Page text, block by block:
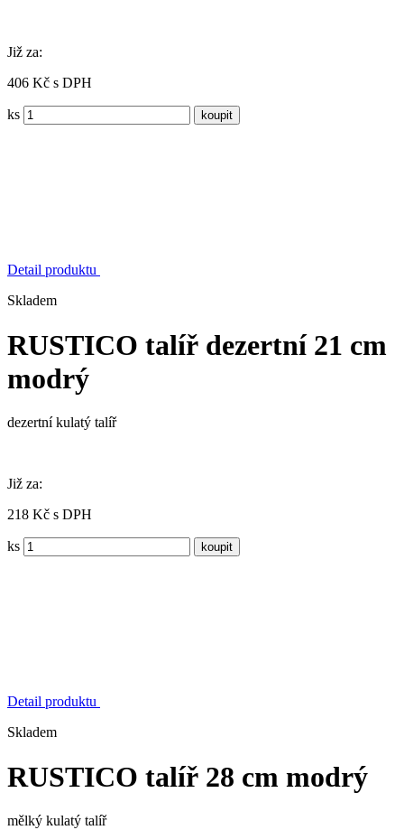
Již za:
406 Kč s DPH
ks
Detail produktu
Skladem
RUSTICO talíř dezertní 21 cm
modrý
dezertní kulatý talíř
Již za:
218 Kč s DPH
ks
Detail produktu
Skladem
RUSTICO talíř 28 cm modrý
mělký kulatý talíř